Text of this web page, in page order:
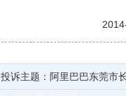
投诉主题：阿里巴巴东莞市